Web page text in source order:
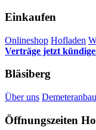
Einkaufen
Onlineshop Hofladen
Verträge jetzt
Bläsiberg
Über uns Demeteranbau
Öffnungszeiten